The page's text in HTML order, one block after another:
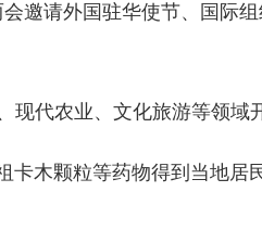
邀请外国驻华使节、国际
代农业、文化旅游等领域
卡木颗粒等药物得到当地居